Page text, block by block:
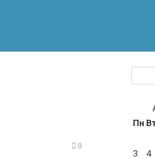
0
Пн
3
4